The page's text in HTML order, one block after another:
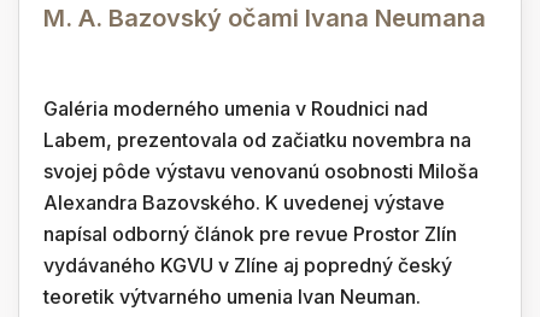
M. A. Bazovský očami Ivana Neumana
Galéria moderného umenia v Roudnici nad
Labem, prezentovala od začiatku novembra na
svojej pôde výstavu venovanú osobnosti Miloša
Alexandra Bazovského. K uvedenej výstave
napísal odborný článok pre revue Prostor Zlín
vydávaného KGVU v Zlíne aj popredný český
teoretik výtvarného umenia Ivan Neuman.